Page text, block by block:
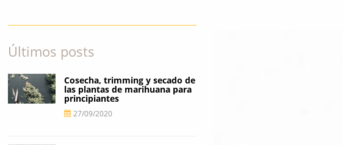
Últimos posts
Cosecha, trimming y secado de
las plantas de marihuana para
principiantes
27/09/2020